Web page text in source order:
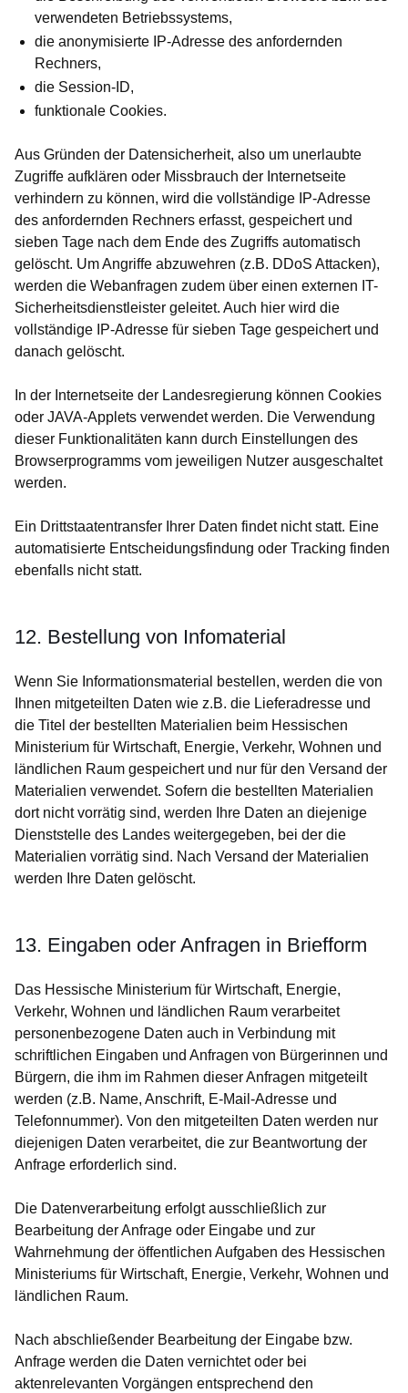
verwendeten Betriebssystems,
die anonymisierte IP-Adresse des anfordernden
Rechners,
die Session-ID,
funktionale Cookies.
Aus Gründen der Datensicherheit, also um unerlaubte
Zugriffe aufklären oder Missbrauch der Internetseite
verhindern zu können, wird die vollständige IP-Adresse
des anfordernden Rechners erfasst, gespeichert und
sieben Tage nach dem Ende des Zugriffs automatisch
gelöscht. Um Angriffe abzuwehren (z.B. DDoS Attacken),
werden die Webanfragen zudem über einen externen IT-
Sicherheitsdienstleister geleitet. Auch hier wird die
vollständige IP-Adresse für sieben Tage gespeichert und
danach gelöscht.
In der Internetseite der Landesregierung können Cookies
oder JAVA-Applets verwendet werden. Die Verwendung
dieser Funktionalitäten kann durch Einstellungen des
Browserprogramms vom jeweiligen Nutzer ausgeschaltet
werden.
Ein Drittstaatentransfer Ihrer Daten findet nicht statt. Eine
automatisierte Entscheidungsfindung oder Tracking finden
ebenfalls nicht statt.
12. Bestellung von Infomaterial
Wenn Sie Informationsmaterial bestellen, werden die von
Ihnen mitgeteilten Daten wie z.B. die Lieferadresse und
die Titel der bestellten Materialien beim Hessischen
Ministerium für Wirtschaft, Energie, Verkehr, Wohnen und
ländlichen Raum gespeichert und nur für den Versand der
Materialien verwendet. Sofern die bestellten Materialien
dort nicht vorrätig sind, werden Ihre Daten an diejenige
Dienststelle des Landes weitergegeben, bei der die
Materialien vorrätig sind. Nach Versand der Materialien
werden Ihre Daten gelöscht.
13. Eingaben oder Anfragen in Briefform
Das Hessische Ministerium für Wirtschaft, Energie,
Verkehr, Wohnen und ländlichen Raum verarbeitet
personenbezogene Daten auch in Verbindung mit
schriftlichen Eingaben und Anfragen von Bürgerinnen und
Bürgern, die ihm im Rahmen dieser Anfragen mitgeteilt
werden (z.B. Name, Anschrift, E-Mail-Adresse und
Telefonnummer). Von den mitgeteilten Daten werden nur
diejenigen Daten verarbeitet, die zur Beantwortung der
Anfrage erforderlich sind.
Die Datenverarbeitung erfolgt ausschließlich zur
Bearbeitung der Anfrage oder Eingabe und zur
Wahrnehmung der öffentlichen Aufgaben des Hessischen
Ministeriums für Wirtschaft, Energie, Verkehr, Wohnen und
ländlichen Raum.
Nach abschließender Bearbeitung der Eingabe bzw.
Anfrage werden die Daten vernichtet oder bei
aktenrelevanten Vorgängen entsprechend den